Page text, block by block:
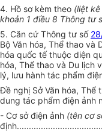
4. Hồ sơ kèm theo (liệt
khoản 1 điều 8 Thông tư
5. Căn cứ Thông tư số
Bộ Văn hóa, Thể thao và
hóa quốc tế thuộc diện
hóa, Thể thao và Du lịch
lý, lưu hành tác phẩm
Đề nghị Sở Văn hóa, Thể
dung tác phẩm điện ảnh
- Cơ sở điện ảnh (tên cơ